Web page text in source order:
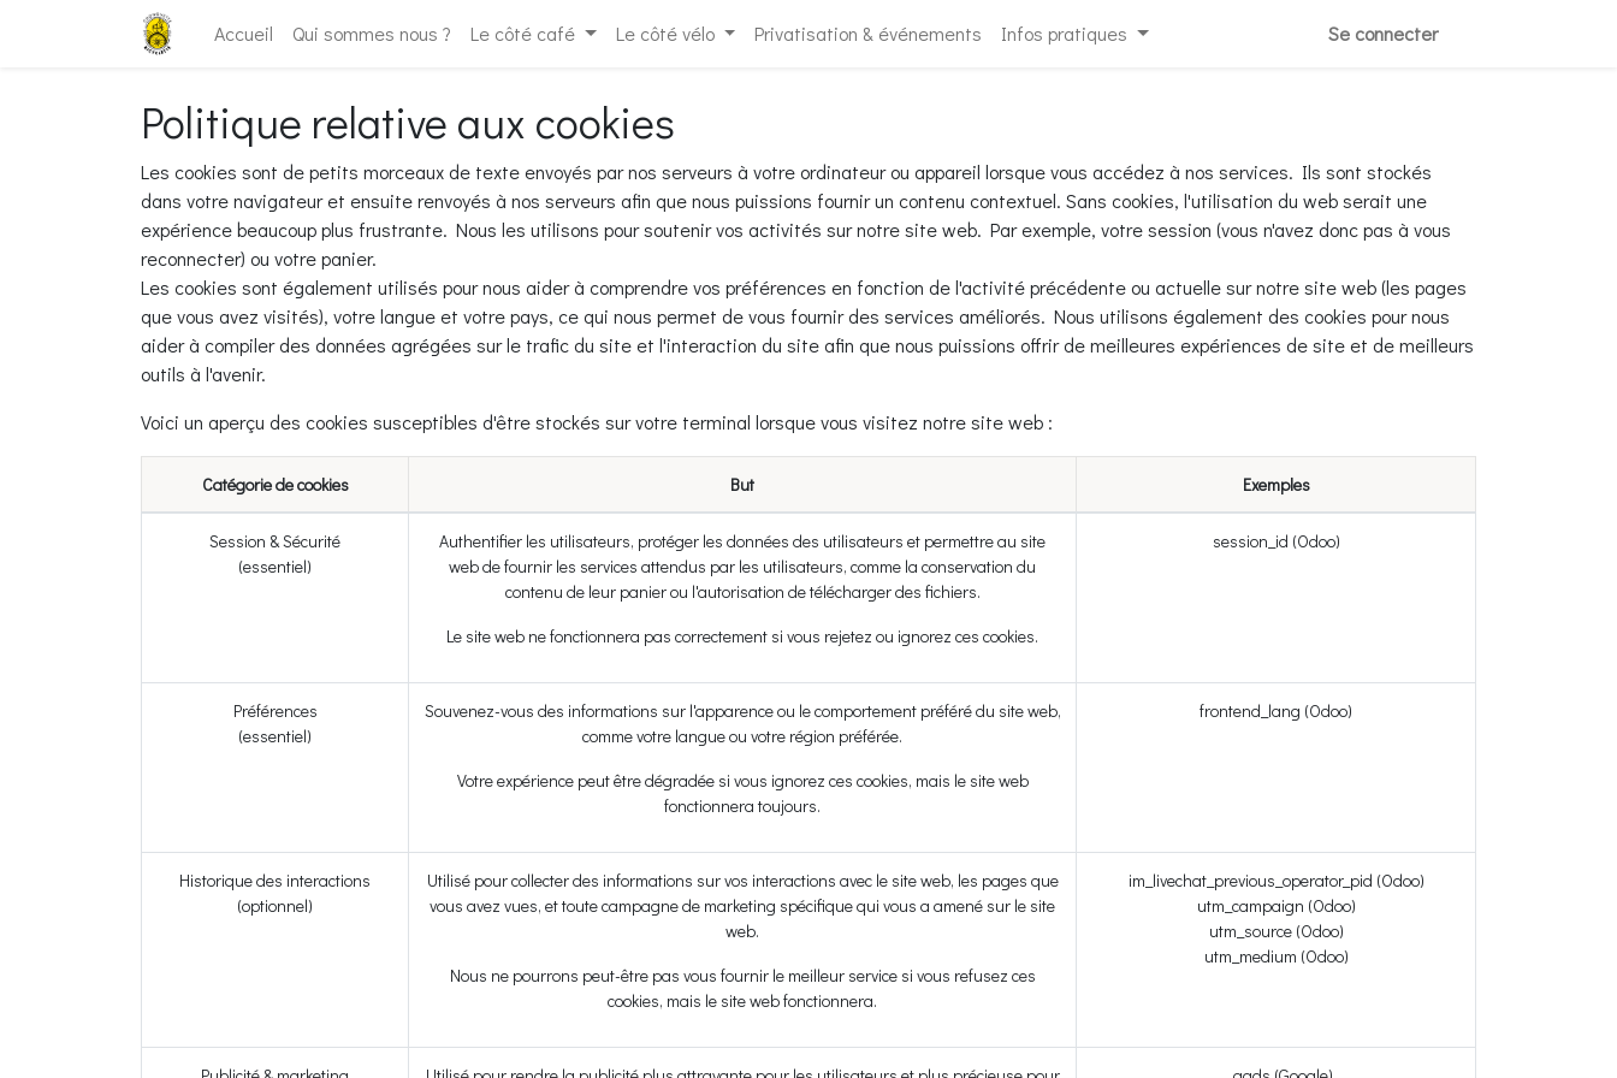
Accueil Qui sommes nous ? Le côté café Le côté vélo Privatisation & événements Infos pratiques Se connecter
Politique relative aux cookies
Les cookies sont de petits morceaux de texte envoyés par nos serveurs à votre ordinateur ou appareil lorsque vous accédez à nos services. Ils sont stockés
dans votre navigateur et ensuite renvoyés à nos serveurs afin que nous puissions fournir un contenu contextuel. Sans cookies, l'utilisation du web serait une
expérience beaucoup plus frustrante. Nous les utilisons pour soutenir vos activités sur notre site web. Par exemple, votre session (vous n'avez donc pas à vous
reconnecter) ou votre panier.
Les cookies sont également utilisés pour nous aider à comprendre vos préférences en fonction de l'activité précédente ou actuelle sur notre site web (les pages
que vous avez visités), votre langue et votre pays, ce qui nous permet de vous fournir des services améliorés. Nous utilisons également des cookies pour nous
aider à compiler des données agrégées sur le trafic du site et l'interaction du site afin que nous puissions offrir de meilleures expériences de site et de meilleurs
outils à l'avenir.
Voici un aperçu des cookies susceptibles d'être stockés sur votre terminal lorsque vous visitez notre site web :
Catégorie de cookies But Exemples
Session & Sécurité
(essentiel)
Authentifier les utilisateurs, protéger les données des utilisateurs et permettre au site
web de fournir les services attendus par les utilisateurs, comme la conservation du
contenu de leur panier ou l'autorisation de télécharger des fichiers.
Le site web ne fonctionnera pas correctement si vous rejetez ou ignorez ces cookies.
session_id (Odoo)
Préférences
(essentiel)
Souvenez-vous des informations sur l'apparence ou le comportement préféré du site web,
comme votre langue ou votre région préférée.
Votre expérience peut être dégradée si vous ignorez ces cookies, mais le site web
fonctionnera toujours.
frontend_lang (Odoo)
Historique des interactions
(optionnel)
Utilisé pour collecter des informations sur vos interactions avec le site web, les pages que
vous avez vues, et toute campagne de marketing spécifique qui vous a amené sur le site
web.
Nous ne pourrons peut-être pas vous fournir le meilleur service si vous refusez ces
cookies, mais le site web fonctionnera.
im_livechat_previous_operator_pid (Odoo)
utm_campaign (Odoo)
utm_source (Odoo)
utm_medium (Odoo)